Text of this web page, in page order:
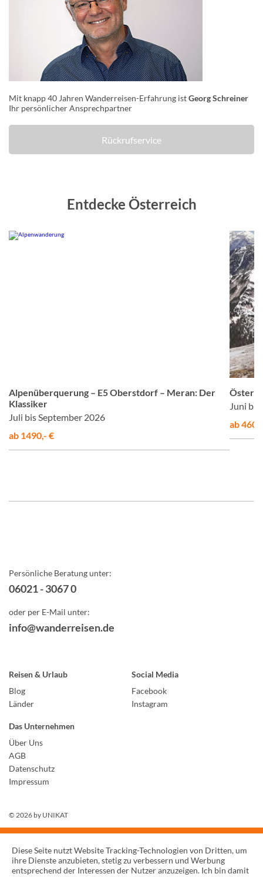
Mit knapp 40 Jahren Wanderreisen-Erfahrung istGeorg Schreiner
Ihr persönlicher Ansprechpartner
Rückrufservice
Entdecke Österreich
Alpenüberquerung – E5 Oberstdorf – Meran: Der
Klassiker
Juli bis September 2026
ab 1490,- €
Juni
ab
Persönliche Beratung unter:
06021 - 3067 0
oder per E-Mail unter:
info@wanderreisen.de
Reisen & Urlaub
Blog
Länder
Social Media
Facebook
Instagram
Das Unternehmen
Über Uns
AGB
Datenschutz
Impressum
© 2026 by UNIKAT
Diese Seite nutzt Website Tracking-Technologien von Dritten, um
ihre Dienste anzubieten, stetig zu verbessern und Werbung
entsprechend der Interessen der Nutzer anzuzeigen. Ich bin damit